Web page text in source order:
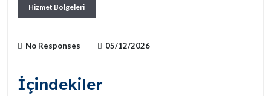
Hizmet Bölgeleri
No Responses 05/12/2026
İçindekiler